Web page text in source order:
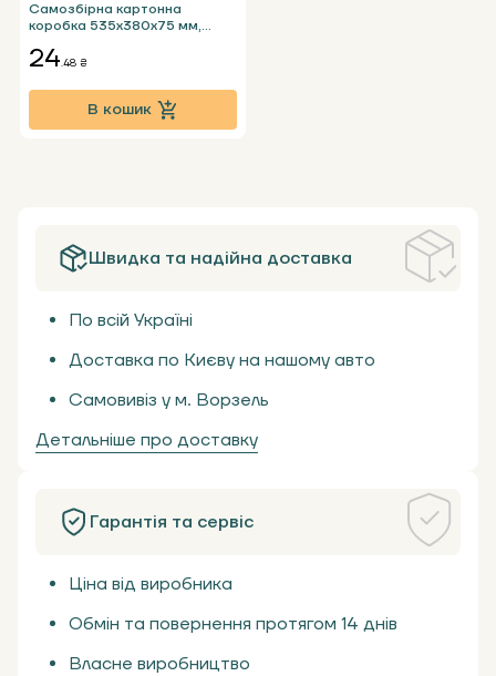
Самозбірна картонна
коробка 535x380x75 мм,
24.48 ₴
В кошик
Швидка та надійна доставка
По всій Україні
Доставка по Києву на нашому авто
Самовивіз у м. Ворзель
Детальніше про доставку
Гарантія та сервіс
Ціна від виробника
Обмін та повернення протягом 14 днів
Власне виробництво